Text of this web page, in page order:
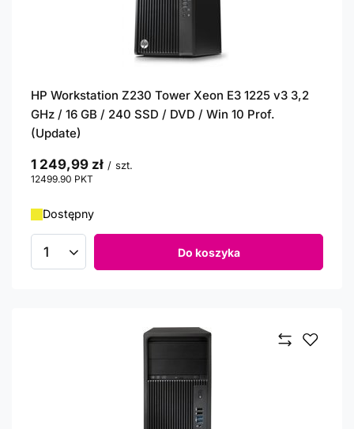
HP Workstation Z230 Tower Xeon E3 1225 v3 3,2
GHz / 16 GB / 240 SSD / DVD / Win 10 Prof.
(Update)
1 249,99 zł / szt.
12499.90 PKT
Dostępny
Ilość produktów Do koszyka